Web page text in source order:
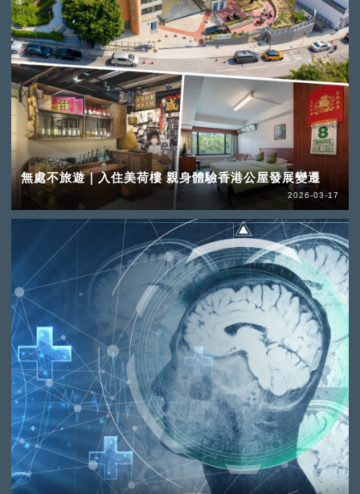
無處不旅遊｜入住美荷樓 親身體驗香港公屋發展變遷
2026-03-17